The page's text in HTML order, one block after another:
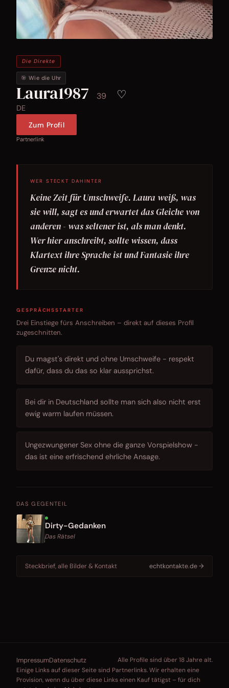
Die Direkte
🎯 Wie die Uhr
Laura1987 39 ♡
DE
Zum Profil
Partnerlink
WER STECKT DAHINTER
Keine Zeit für Umschweife. Laura weiß, was
sie will, sagt es und erwartet das Gleiche von
anderen - was seltener ist, als man denkt.
Wer hier anschreibt, sollte wissen, dass
Klartext ihre Sprache ist und Fantasie ihre
Grenze nicht.
GESPRÄCHSSTARTER
Drei Einstiege fürs Anschreiben – direkt auf dieses Profil
zugeschnitten.
Du magst's direkt und ohne Umschweife - respekt
dafür, dass du das so klar aussprichst.
Bei dir in Deutschland sollte man sich also nicht erst
ewig warm laufen müssen.
Ungezwungener Sex ohne die ganze Vorspielshow -
das ist eine erfrischend ehrliche Ansage.
DAS GEGENTEIL
Dirty-Gedanken
Das Rätsel
Steckbrief, alle Bilder & Kontakt echtkontakte.de →
ImpressumDatenschutz
Alle Profile sind über 18 Jahre alt.
Einige Links auf dieser Seite sind Partnerlinks. Wir erhalten eine
Provision, wenn du über diese Links einen Kauf tätigst – für dich